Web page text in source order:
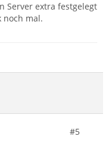
Server extra festgelegt
noch mal.
#5